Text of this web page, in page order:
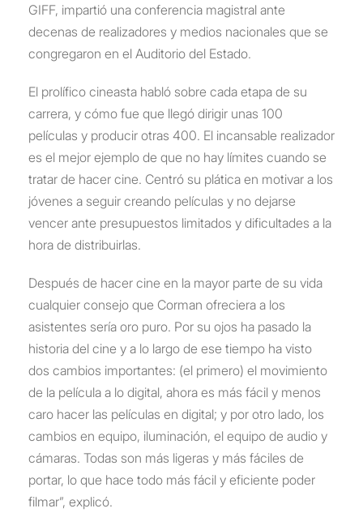
GIFF, impartió una conferencia magistral ante
decenas de realizadores y medios nacionales que se
congregaron en el Auditorio del Estado.
El prolífico cineasta habló sobre cada etapa de su
carrera, y cómo fue que llegó dirigir unas 100
películas y producir otras 400. El incansable realizador
es el mejor ejemplo de que no hay límites cuando se
tratar de hacer cine. Centró su plática en motivar a los
jóvenes a seguir creando películas y no dejarse
vencer ante presupuestos limitados y dificultades a la
hora de distribuirlas.
Después de hacer cine en la mayor parte de su vida
cualquier consejo que Corman ofreciera a los
asistentes sería oro puro. Por su ojos ha pasado la
historia del cine y a lo largo de ese tiempo ha visto
dos cambios importantes: (el primero) el movimiento
de la película a lo digital, ahora es más fácil y menos
caro hacer las películas en digital; y por otro lado, los
cambios en equipo, iluminación, el equipo de audio y
cámaras. Todas son más ligeras y más fáciles de
portar, lo que hace todo más fácil y eficiente poder
filmar”, explicó.